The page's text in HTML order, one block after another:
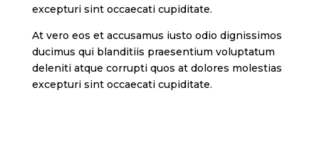
excepturi sint occaecati cupiditate.
At vero eos et accusamus iusto odio dignissimos
ducimus qui blanditiis praesentium voluptatum
deleniti atque corrupti quos at dolores molestias
excepturi sint occaecati cupiditate.